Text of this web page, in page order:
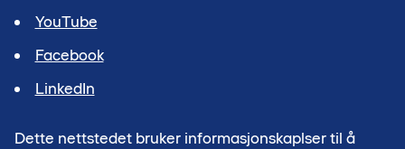
YouTube
Facebook
LinkedIn
Dette nettstedet bruker informasjonskaplser til å